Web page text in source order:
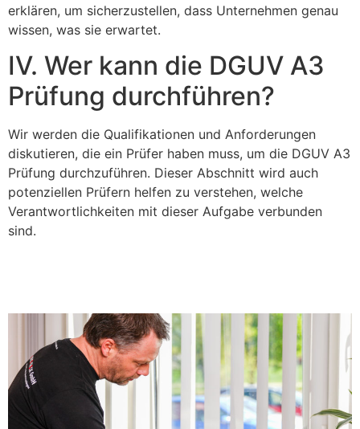
erklären, um sicherzustellen, dass Unternehmen genau
wissen, was sie erwartet.
IV. Wer kann die DGUV A3
Prüfung durchführen?
Wir werden die Qualifikationen und Anforderungen
diskutieren, die ein Prüfer haben muss, um die DGUV A3
Prüfung durchzuführen. Dieser Abschnitt wird auch
potenziellen Prüfern helfen zu verstehen, welche
Verantwortlichkeiten mit dieser Aufgabe verbunden
sind.